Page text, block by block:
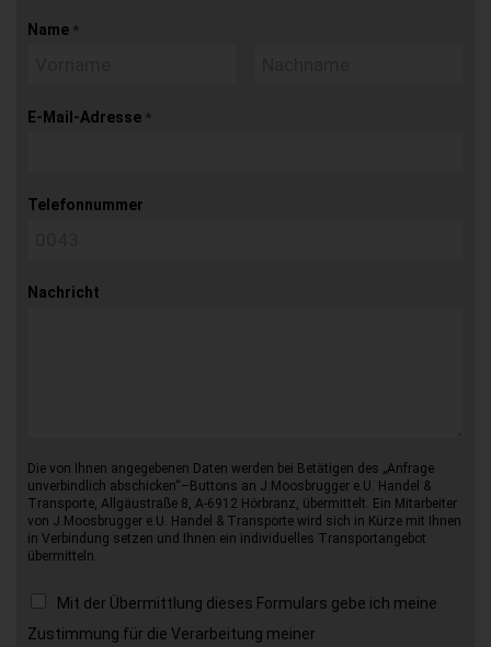
Name *
E-Mail-Adresse *
Telefonnummer
Nachricht
Die von Ihnen angegebenen Daten werden bei Betätigen des „Anfrage
unverbindlich abschicken“–Buttons an J.Moosbrugger e.U. Handel &
Transporte, Allgäustraße 8, A-6912 Hörbranz, übermittelt. Ein Mitarbeiter
von J.Moosbrugger e.U. Handel & Transporte wird sich in Kürze mit Ihnen
in Verbindung setzen und Ihnen ein individuelles Transportangebot
übermitteln.
Mit der Übermittlung dieses Formulars gebe ich meine
Zustimmung für die Verarbeitung meiner